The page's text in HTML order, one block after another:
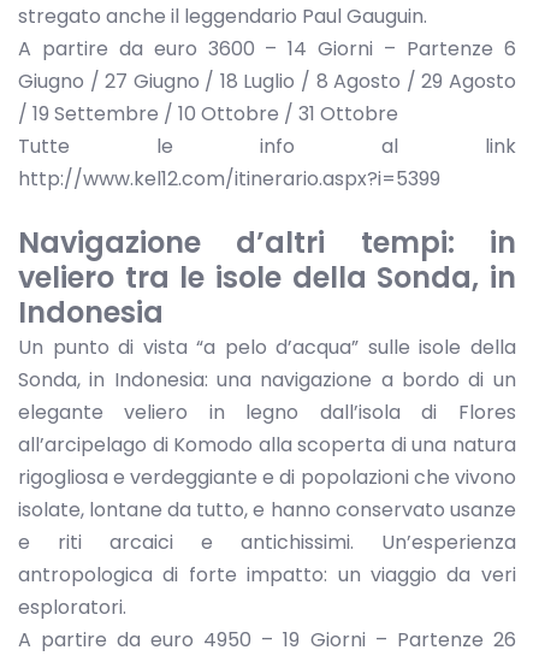
stregato anche il leggendario Paul Gauguin.
A partire da euro 3600 – 14 Giorni – Partenze 6
Giugno / 27 Giugno / 18 Luglio / 8 Agosto / 29 Agosto
/ 19 Settembre / 10 Ottobre / 31 Ottobre
Tutte le info al link
http://www.kel12.com/itinerario.aspx?i=5399
Navigazione d’altri tempi: in
veliero tra le isole della Sonda, in
Indonesia
Un punto di vista “a pelo d’acqua” sulle isole della
Sonda, in Indonesia: una navigazione a bordo di un
elegante veliero in legno dall’isola di Flores
all’arcipelago di Komodo alla scoperta di una natura
rigogliosa e verdeggiante e di popolazioni che vivono
isolate, lontane da tutto, e hanno conservato usanze
e riti arcaici e antichissimi. Un’esperienza
antropologica di forte impatto: un viaggio da veri
esploratori.
A partire da euro 4950 – 19 Giorni – Partenze 26